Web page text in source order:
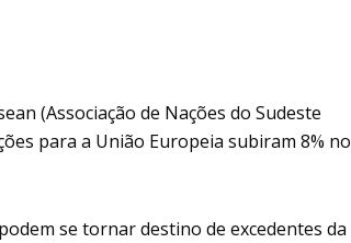
(Associação de Nações do Sudeste
para a União Europeia subiram 8% no
se tornar destino de excedentes da